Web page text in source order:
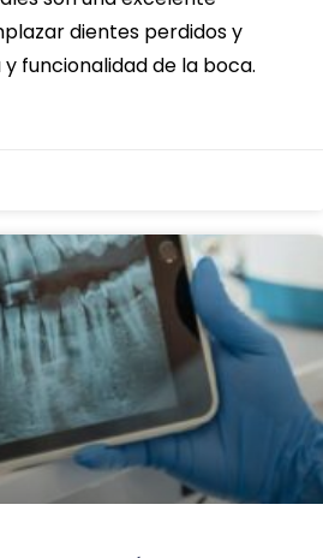
dientes perdidos y
funcionalidad de la boca.